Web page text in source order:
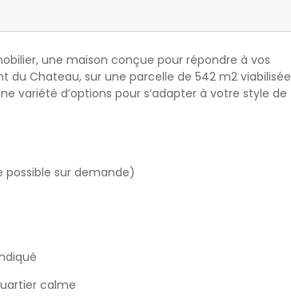
une maison conçue pour répondre à vos
du Chateau, sur une parcelle de 542 m2 viabilisée
variété d’options pour s’adapter à votre style de
possible sur demande)
calme